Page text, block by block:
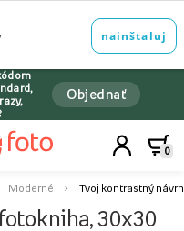
Objednať
0
Moderné Tvoj kontrastný
30x30